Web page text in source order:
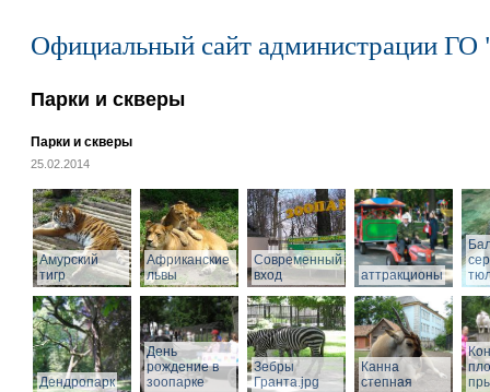
Официальный сайт администрации ГО
Парки и скверы
Парки и скверы
25.02.2014
Амурский
тигр
Африканские
львы
Современный
вход
аттракционы
Дендропарк
День
рождение в
зоопарке
Зебры
Гранта.jpg
Канна
степная